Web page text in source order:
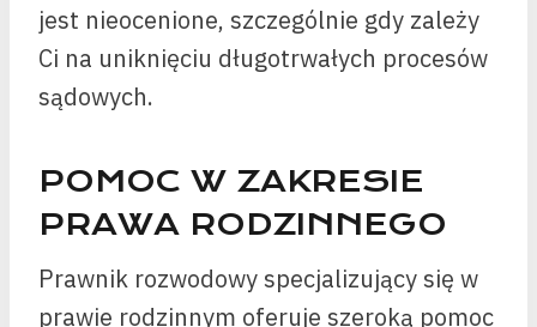
jest nieocenione, szczególnie gdy zależy
Ci na uniknięciu długotrwałych procesów
sądowych.
POMOC W ZAKRESIE
PRAWA RODZINNEGO
Prawnik rozwodowy specjalizujący się w
prawie rodzinnym oferuje szeroką pomoc